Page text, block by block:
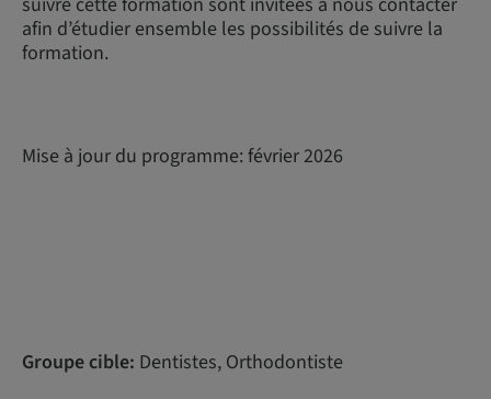
afin d’étudier ensemble les possibilités de suivre la
formation.
Mise à jour du programme: février 2026
Groupe cible: Dentistes, Orthodontiste